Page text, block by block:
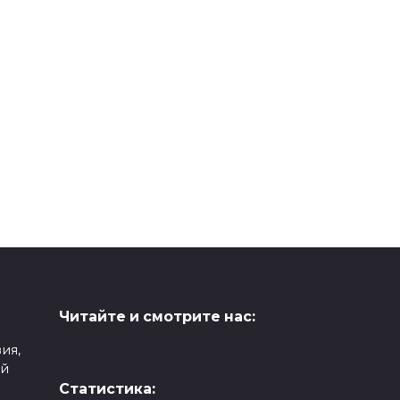
Читайте и смотрите нас:
Статистика: